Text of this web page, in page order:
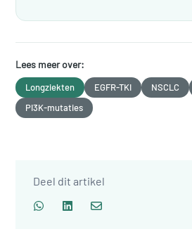
Lees meer over:
Longziekten EGFR-TKI NSCLC
PI3K-mutaties
Deel dit artikel